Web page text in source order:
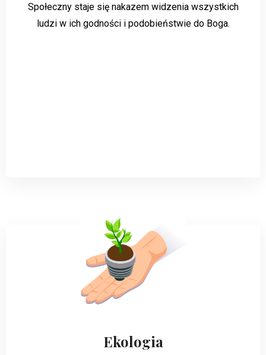
Społeczny staje się nakazem widzenia wszystkich
ludzi w ich godności i podobieństwie do Boga.
Ekologia